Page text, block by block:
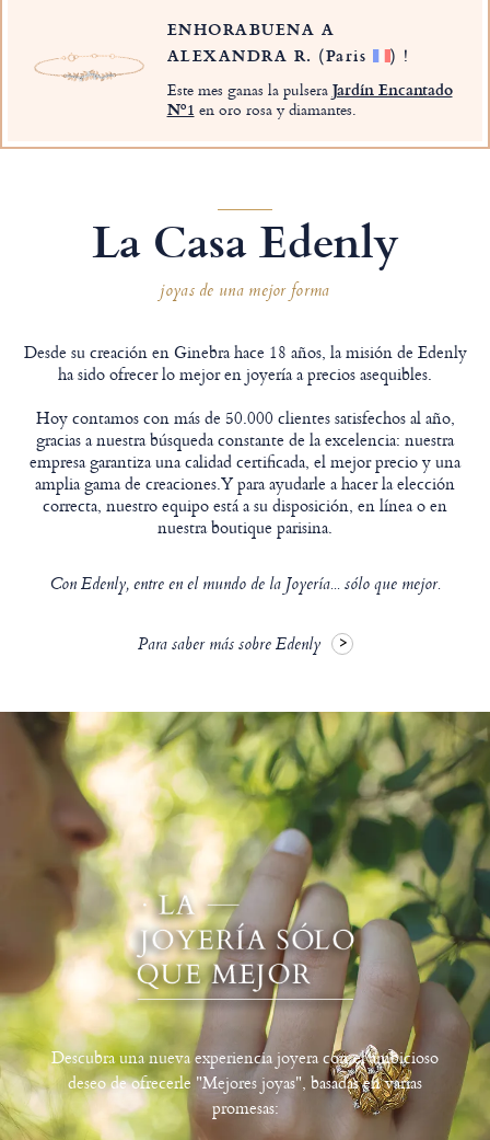
ENHORABUENA A
ALEXANDRA R. (Paris ) !
Este mes ganas la pulseraJardín Encantado
Nº1 en oro rosa y diamantes.
La Casa Edenly
joyas de una mejor forma
Desde su creación en Ginebra hace 18 años, la misión de Edenly
ha sido ofrecer lo mejor en joyería a precios asequibles.
Hoy contamos con más de 50.000 clientes satisfechos al año,
gracias a nuestra búsqueda constante de la excelencia: nuestra
empresa garantiza una calidad certificada, el mejor precio y una
amplia gama de creaciones.Y para ayudarle a hacer la elección
correcta, nuestro equipo está a su disposición, en línea o en
nuestra boutique parisina.
Con Edenly, entre en el mundo de la Joyería... sólo que mejor.
Para saber más sobre Edenly
Descubra una nueva experiencia joyera con el ambicioso
deseo de ofrecerle "Mejores joyas", basadas en varias
promesas: